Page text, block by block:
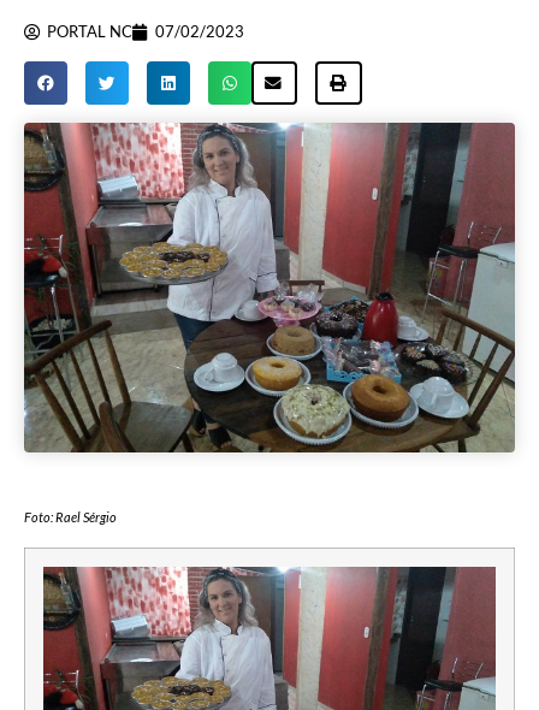
PORTAL NC 07/02/2023
Foto: Rael Sérgio